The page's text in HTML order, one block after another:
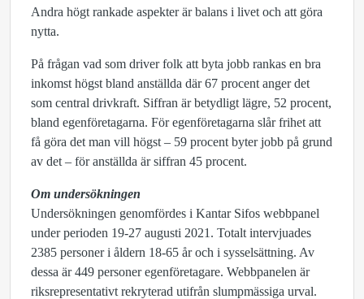
Andra högt rankade aspekter är balans i livet och att göra
nytta.
På frågan vad som driver folk att byta jobb rankas en bra
inkomst högst bland anställda där 67 procent anger det
som central drivkraft. Siffran är betydligt lägre, 52 procent,
bland egenföretagarna. För egenföretagarna slår frihet att
få göra det man vill högst – 59 procent byter jobb på grund
av det – för anställda är siffran 45 procent.
Om undersökningen
Undersökningen genomfördes i Kantar Sifos webbpanel
under perioden 19-27 augusti 2021. Totalt intervjuades
2385 personer i åldern 18-65 år och i sysselsättning. Av
dessa är 449 personer egenföretagare. Webbpanelen är
riksrepresentativt rekryterad utifrån slumpmässiga urval.